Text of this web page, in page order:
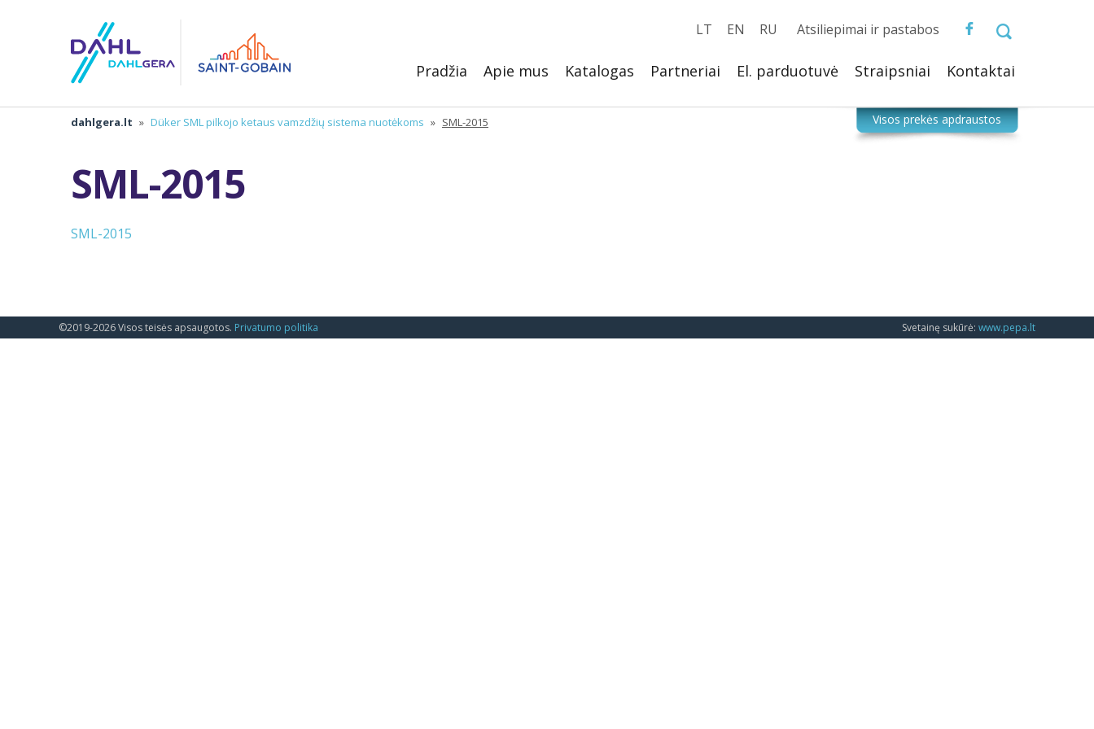
Atsiliepimai ir pastabos
LT EN RU
Pradžia Apie mus Katalogas Partneriai El. parduotuvė Straipsniai Kontaktai
dahlgera.lt » Düker SML pilkojo ketaus vamzdžių sistema nuotėkoms » SML-2015
SML-2015
SML-2015
©2019-2026 Visos teisės apsaugotos. Privatumo politika Svetainę sukūrė: www.pepa.lt